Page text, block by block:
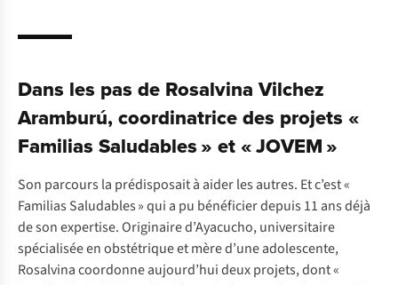
Dans les pas de Rosalvina Vilchez
Aramburú, coordinatrice des projets «
Familias Saludables » et « JOVEM »
Son parcours la prédisposait à aider les autres. Et c’est «
Familias Saludables » qui a pu bénéficier depuis 11 ans déjà
de son expertise. Originaire d’Ayacucho, universitaire
spécialisée en obstétrique et mère d’une adolescente,
Rosalvina coordonne aujourd’hui deux projets, dont «